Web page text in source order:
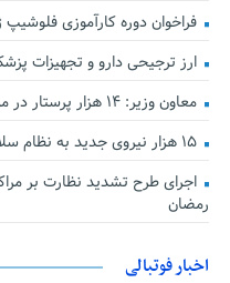
فراخوان دوره کارآموزی
ارز ترجیحی دارو و تجهیزات پزشکی در
معاون وزیر: ۱۴ هزار پرستار در مراکز درمانی کشور فعالیت می‌کنند
۱۵ هزار نیروی جدید به نظام سلامت کشور افزوده شد
اجرای طرح تشدید نظارت بر
رمضان
اخبار فوتبالی